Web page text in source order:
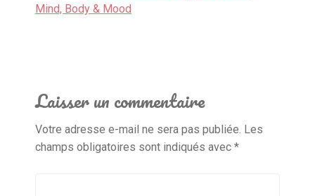
Mind, Body & Mood
Laisser un commentaire
Votre adresse e-mail ne sera pas publiée. Les
champs obligatoires sont indiqués avec *